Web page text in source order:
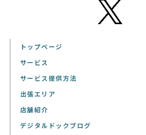
トップページ
サービス
サービス提供方法
出張エリア
店舗紹介
デジタルドックブログ